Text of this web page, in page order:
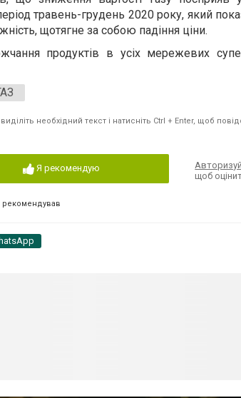
травень-грудень 2020 року, який
щотягне за собою падіння ціни.
продуктів в усіх мережевих
необхідний текст і натисніть Ctrl + Enter, щоб
Я рекомендую
рекомендував
щоб